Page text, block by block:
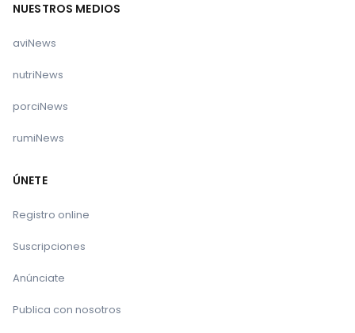
NUESTROS MEDIOS
aviNews
nutriNews
porciNews
rumiNews
ÚNETE
Registro online
Suscripciones
Anúnciate
Publica con nosotros